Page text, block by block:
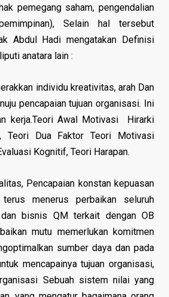
pemegang saham, pengendalian
Selain hal tersebut
Abdul Hadi mengatakan Definisi
anatara lain :
individu kreativitas, arah Dan
pencapaian tujuan organisasi. Ini
kerja.Teori Awal Motivasi Hirarki
Teori Dua Faktor Teori Motivasi
Kognitif, Teori Harapan.
Pencapaian konstan kepuasan
menerus perbaikan seluruh
bisnis QM terkait dengan OB
mutu memerlukan komitmen
sumber daya dan pada
mencapainya tujuan organisasi,
Sebuah sistem nilai yang